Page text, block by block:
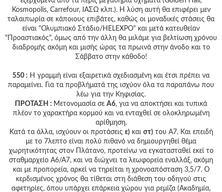
Kosmopolis, Carrefour, IAΣΩ κλπ.). Η λύση αυτή θα επιφέρει μεν
ταλαιπωρία σε κάποιους επιβάτες, καθώς οι μοναδικές στάσεις θα
είναι "Ολυμπιακό Στάδιο/HELEXPO" και μετά κατευθείαν
"Προαστιακός", όμως από την άλλη θα μιλάμε για βελτίωση χρόνου
διαδρομής ακόμη και μισής ώρας τα πρωινά στην άνοδο και το
Σάββατο στην κάθοδο!
550 : Η γραμμή είναι εξαιρετικά σχεδιασμένη και έτσι πρέπει να
παραμείνει. Για τα προβλήματά της ισχύον όλα τα παραπάνω που
λέω για την Κηφισίας.
ΠΡΟΤΑΣΗ : Μετονομασία σε Α6, για να αποκτήσει και τυπικά
πλέον το χαρακτήρα κορμού και να ενταχθεί σε ολοκληρωμένη
αρίθμηση.
Κατά τα άλλα, ισχύουν οι προτάσεις ε)και στ)του Α7. Και επειδή
με το 7λεπτο είναι πολύ πιθανό να δημιουργηθεί θέμα
χωρητικότητας στον Πλάτανο, προτείνω να εγκατασταθεί εκεί το
σταθμαρχείο Α6/Α7, και να διώχνει τα λεωφορεία εναλλάξ, ακόμη
και με προπορεία, αρκεί να τηρείται η χρονοαπόσταση 3,5/7. Ο
κερδισμένος χρόνος θα τίθεται στη διάθεση του οδηγού στις
αφετηρίες, όπου υπάρχει επάρκεια χώρου για ρεμίζα (Ακαδημία,